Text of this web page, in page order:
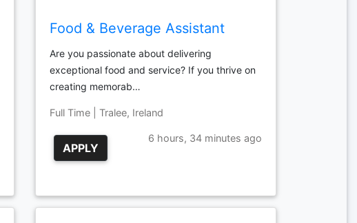
Food & Beverage Assistant
Are you passionate about delivering
exceptional food and service? If you thrive on
creating memorab…
Full Time | Tralee, Ireland
APPLY
6 hours, 34 minutes ago